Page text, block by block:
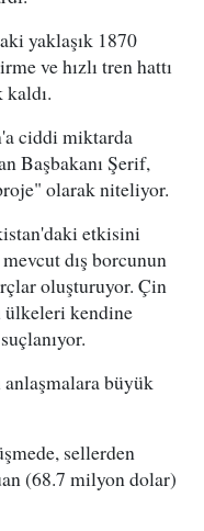
yaklaşık 1870
ve hızlı tren hattı
ciddi miktarda
Başbakanı Şerif,
olarak niteliyor.
etkisini
dış borcunun
oluşturuyor. Çin
ülkeleri kendine
büyük
sellerden
(68.7 milyon dolar)